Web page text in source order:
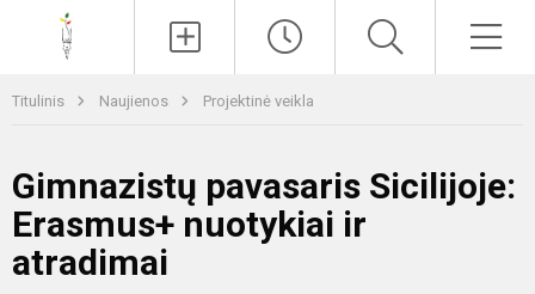
Titulinis Naujienos Projektinė veikla
Gimnazistų pavasaris Sicilijoje:
Erasmus+ nuotykiai ir
atradimai